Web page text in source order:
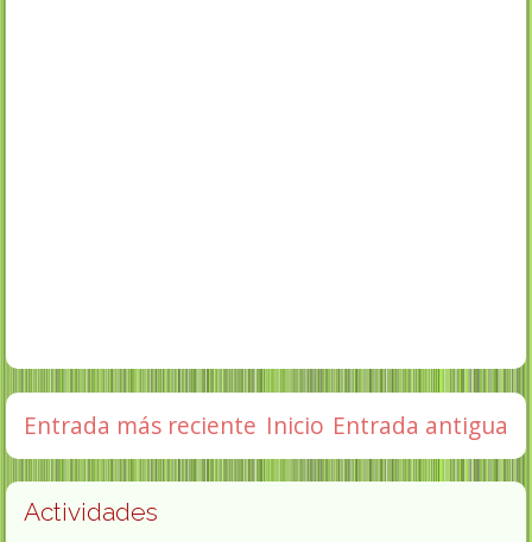
Entrada más reciente Entrada antigua
Inicio
Actividades